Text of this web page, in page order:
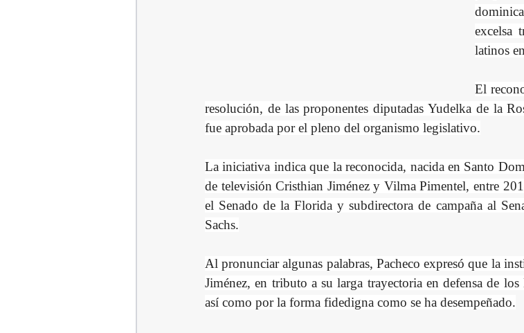
excelsa
latinos
El
resolución, de las proponentes diputadas Yudelka de la
fue aprobada por el pleno del organismo legislativo.
La iniciativa indica que la reconocida, nacida en Santo
de televisión Cristhian Jiménez y Vilma Pimentel, entre
el Senado de la Florida y subdirectora de campaña al
Sachs.
Al pronunciar algunas palabras, Pacheco expresó que la
Jiménez, en tributo a su larga trayectoria en defensa de
así como por la forma fidedigna como se ha desempeñado.